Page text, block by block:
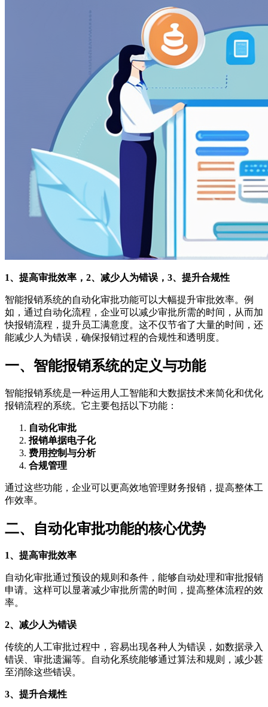
1、提高审批效率，2、减少人为错误，3、提升合规性
智能报销系统的自动化审批功能可以大幅提升审批效率。例
如，通过自动化流程，企业可以减少审批所需的时间，从而加
快报销流程，提升员工满意度。这不仅节省了大量的时间，还
能减少人为错误，确保报销过程的合规性和透明度。
一、智能报销系统的定义与功能
智能报销系统是一种运用人工智能和大数据技术来简化和优化
报销流程的系统。它主要包括以下功能：
自动化审批
报销单据电子化
费用控制与分析
合规管理
通过这些功能，企业可以更高效地管理财务报销，提高整体工
作效率。
二、自动化审批功能的核心优势
1、提高审批效率
自动化审批通过预设的规则和条件，能够自动处理和审批报销
申请。这样可以显著减少审批所需的时间，提高整体流程的效
率。
2、减少人为错误
传统的人工审批过程中，容易出现各种人为错误，如数据录入
错误、审批遗漏等。自动化系统能够通过算法和规则，减少甚
至消除这些错误。
3、提升合规性